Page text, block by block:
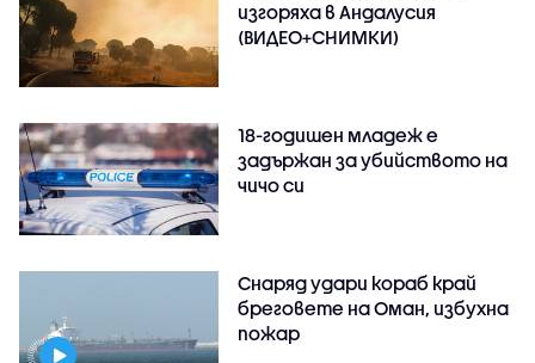
изгоряха в Андалусия
(ВИДЕО+СНИМКИ)
18-годишен младеж е
задържан за убийството на
чичо си
Снаряд удари кораб край
бреговете на Оман, избухна
пожар